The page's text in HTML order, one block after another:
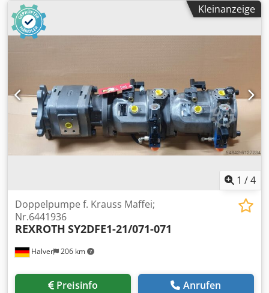
Kleinanzeige
1 /4
Halver 206 km
Doppelpumpe f. Krauss Maffei;
Nr.6441936
REXROTH SY2DFE1-21/071-071
Preisinfo Anrufen